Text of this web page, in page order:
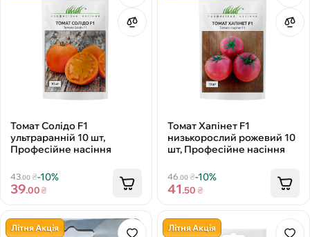
Томат Солідо F1
ультраранній 10 шт,
Професійне насіння
43.00₴-10%
39.00₴
Томат Хапінет F1
низькорослий рожевий 10
шт, Професійне насіння
46.00 ₴-10%
41.50₴
Літня Акція Літня Акція